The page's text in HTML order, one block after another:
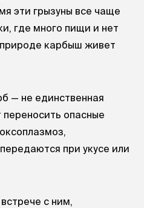
эти грызуны все чаще
где много пищи и нет
природе карбыш живет
— не единственная
опасные
при укусе или
с ним,